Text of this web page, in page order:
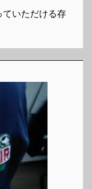
ていただける存